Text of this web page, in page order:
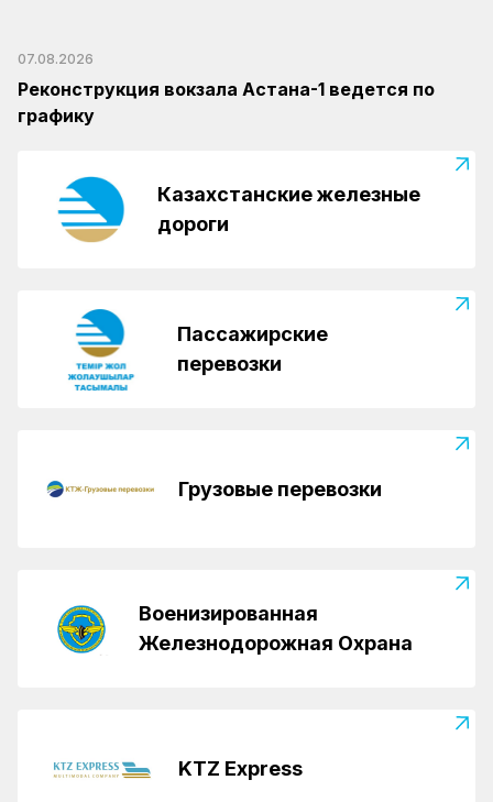
07.08.2026
Реконструкция вокзала Астана-1 ведется по
графику
Казахстанские железные
дороги
Пассажирские
перевозки
Грузовые перевозки
Военизированная
Железнодорожная Охрана
KTZ Express